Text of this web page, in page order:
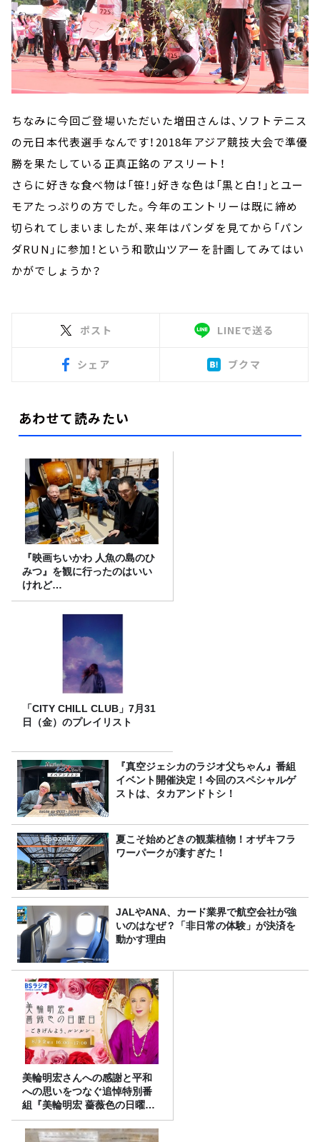
ちなみに今回ご登場いただいた増田さんは、ソフトテニス
の元日本代表選手なんです！2018年アジア競技大会で準優
勝を果たしている正真正銘のアスリート！
さらに好きな食べ物は「笹！」好きな色は「黒と白！」とユー
モアたっぷりの方でした。今年のエントリーは既に締め
切られてしまいましたが、来年はパンダを見てから「パン
ダRUN」に参加！という和歌山ツアーを計画してみてはい
かがでしょうか？
ポスト LINEで送る
シェア ブクマ
あわせて読みたい
『映画ちいかわ 人魚の島のひ
みつ』を観に行ったのはいい
けれど…
「CITY CHILL CLUB」7月31
日（金）のプレイリスト
『真空ジェシカのラジオ父ちゃん』番組
イベント開催決定！今回のスペシャルゲ
ストは、タカアンドトシ！
夏こそ始めどきの観葉植物！オザキフラ
ワーパークが凄すぎた！
JALやANA、カード業界で航空会社が強
いのはなぜ？「非日常の体験」が決済を
動かす理由
美輪明宏さんへの感謝と平和
への思いをつなぐ追悼特別番
組『美輪明宏 薔薇色の日曜日
～ごきげんよう、ルンルン
～』8/9（日）16時放送